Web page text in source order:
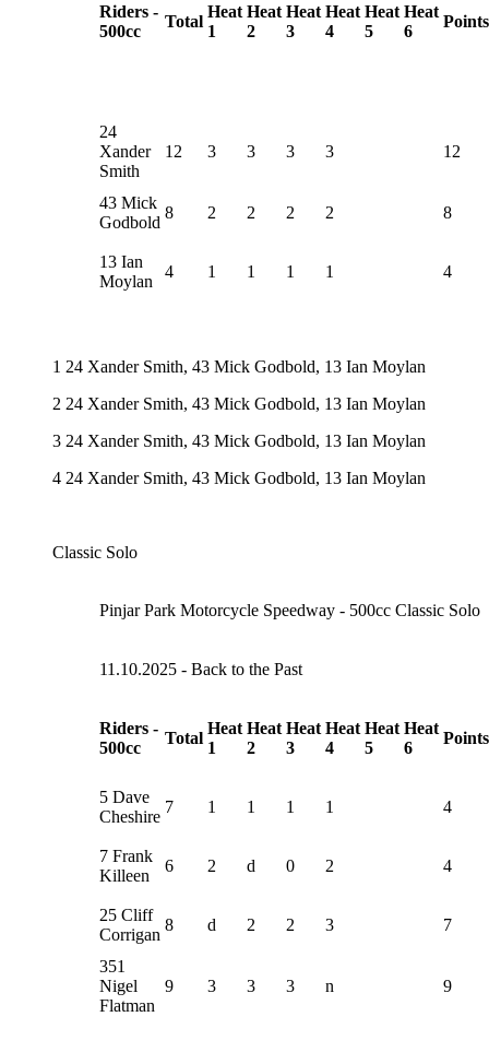
Riders -
500cc
Total
Heat
1
Heat
2
Heat
3
Heat
4
Heat
5
Heat
6
Points
24
Xander
Smith
12 3 3 3 3 12
43 Mick
Godbold
8 2 2 2 2 8
13 Ian
Moylan
4 1 1 1 1 4
1 24 Xander Smith, 43 Mick Godbold, 13 Ian Moylan
2 24 Xander Smith, 43 Mick Godbold, 13 Ian Moylan
3 24 Xander Smith, 43 Mick Godbold, 13 Ian Moylan
4 24 Xander Smith, 43 Mick Godbold, 13 Ian Moylan
Classic Solo
Pinjar Park Motorcycle Speedway - 500cc Classic Solo
11.10.2025 - Back to the Past
Riders -
500cc
Total
Heat
1
Heat
2
Heat
3
Heat
4
Heat
5
Heat
6
Points
5 Dave
Cheshire
7 1 1 1 1 4
7 Frank
Killeen
6 2 d 0 2 4
25 Cliff
Corrigan
8 d 2 2 3 7
351
Nigel
Flatman
9 3 3 3 n 9